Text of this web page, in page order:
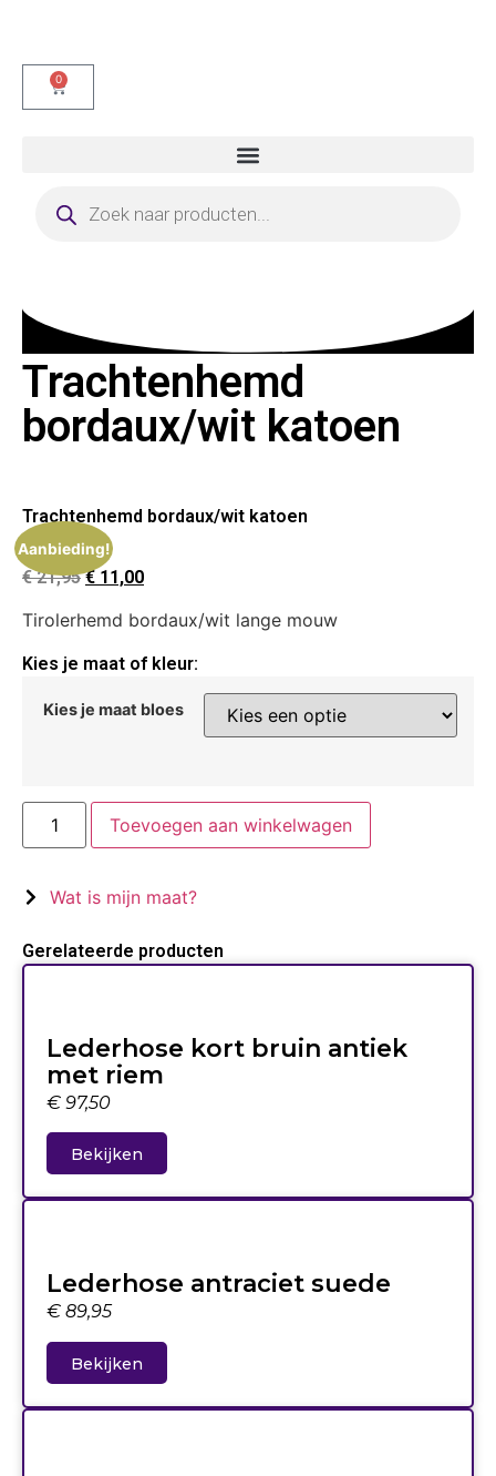
0
Trachtenhemd
bordaux/wit katoen
Trachtenhemd bordaux/wit katoen
Aanbieding!
€21,95 €11,00
Tirolerhemd bordaux/wit lange mouw
Kies je maat of kleur:
Kies je maat bloes
Toevoegen aan winkelwagen
Wat is mijn maat?
Gerelateerde producten
Lederhose kort bruin antiek
met riem
€ 97,50
Bekijken
Lederhose antraciet suede
€ 89,95
Bekijken